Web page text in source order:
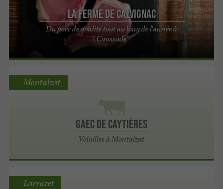
La Ferme de Calvignac
Du porc de qualité tout au long de l'année à
Caussade
Gaec de Caytières
Volailles à Montalzat
Montalzat
Larrazet